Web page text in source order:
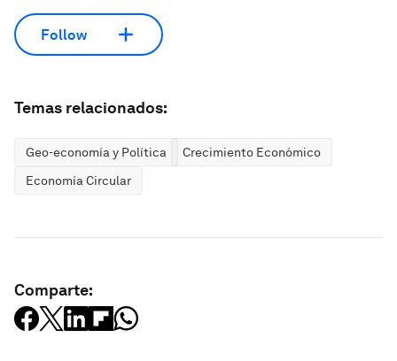
Follow
Temas relacionados:
Geo-economía y Política
Crecimiento Económico
Economía Circular
Comparte: